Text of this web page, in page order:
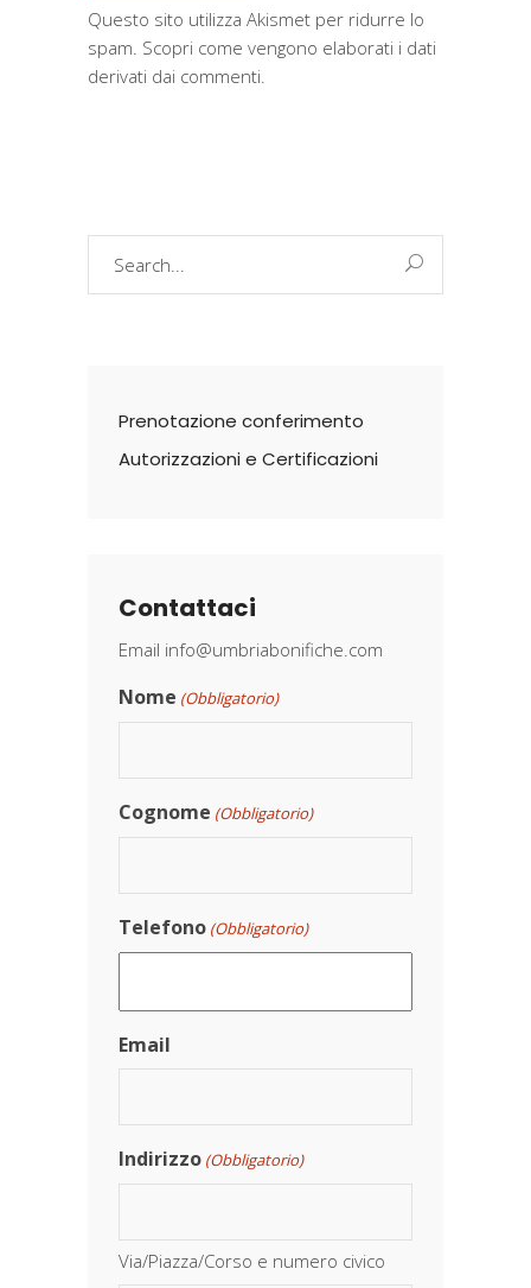
Questo sito utilizza Akismet per ridurre lo
spam. Scopri come vengono elaborati i dati
derivati dai commenti.
Prenotazione conferimento
Autorizzazioni e Certificazioni
Contattaci
Email info@umbriabonifiche.com
Nome (Obbligatorio)
Cognome (Obbligatorio)
Telefono (Obbligatorio)
Email
Indirizzo (Obbligatorio)
Via/Piazza/Corso e numero civico